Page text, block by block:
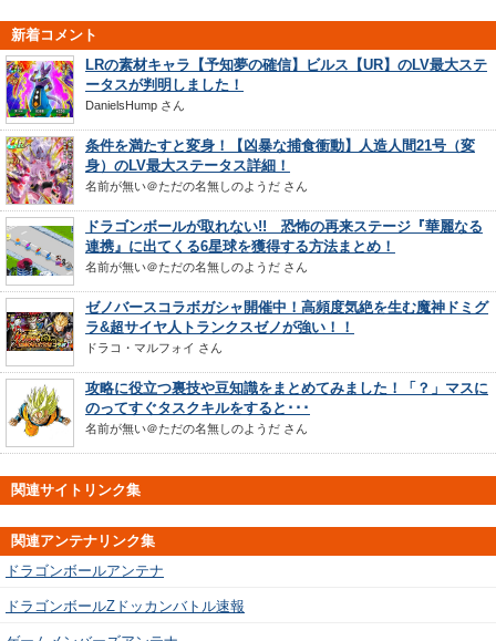
新着コメント
LRの素材キャラ【予知夢の確信】ビルス【UR】のLV最大ステ
ータスが判明しました！
DanielsHump さん
条件を満たすと変身！【凶暴な捕食衝動】人造人間21号（変
身）のLV最大ステータス詳細！
名前が無い＠ただの名無しのようだ さん
ドラゴンボールが取れない!! 恐怖の再来ステージ『華麗なる
連携』に出てくる6星球を獲得する方法まとめ！
名前が無い＠ただの名無しのようだ さん
ゼノバースコラボガシャ開催中！高頻度気絶を生む魔神ドミグ
ラ&超サイヤ人トランクスゼノが強い！！
ドラコ・マルフォイ さん
攻略に役立つ裏技や豆知識をまとめてみました！「？」マスに
のってすぐタスクキルをすると･･･
名前が無い＠ただの名無しのようだ さん
関連サイトリンク集
関連アンテナリンク集
ドラゴンボールアンテナ
ドラゴンボールZドッカンバトル速報